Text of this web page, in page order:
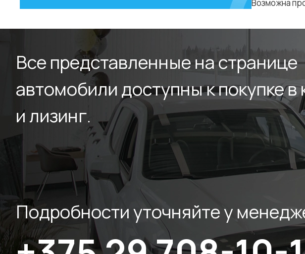
Возможна
Все представленные на странице
автомобили доступны к покупке в
и лизинг.
Подробности уточняйте у